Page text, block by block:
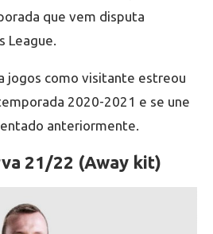
que vem disputa
League.
jogos como visitante estreou
2020-2021 e se une
anteriormente.
21/22 (Away kit)